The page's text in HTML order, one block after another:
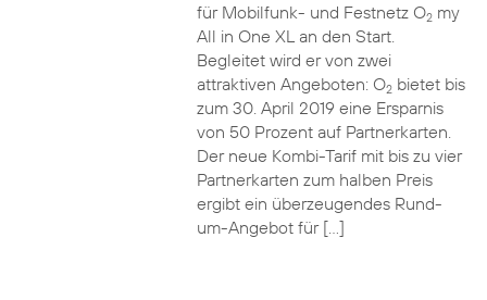
für Mobilfunk- und Festnetz O2my
All in One XL an den Start.
Begleitet wird er von zwei
attraktiven Angeboten: O2bietet bis
zum 30. April 2019 eine Ersparnis
von 50 Prozent auf Partnerkarten.
Der neue Kombi-Tarif mit bis zu vier
Partnerkarten zum halben Preis
ergibt ein überzeugendes Rund-
um-Angebot für […]